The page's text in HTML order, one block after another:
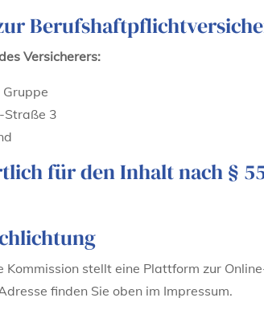
Versicherers:
Gruppe
Straße 3
für den Inhalt nach §
Kommission stellt eine Plattform zur
finden Sie oben im Impressum.